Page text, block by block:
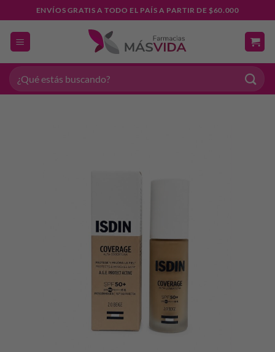
al
contenido
ENVÍOS GRATIS A TODO EL PAÍS A PARTIR DE $60.000
Buscar
por: